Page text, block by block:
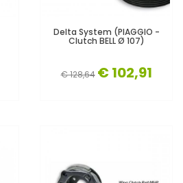
Delta System (PIAGGIO -
Clutch BELL Ø 107)
€ 128,64 € 102,91